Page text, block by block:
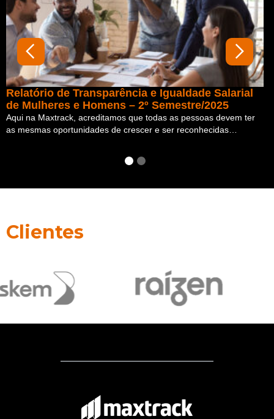
Relatório de Transparência e Igualdade Salarial
de Mulheres e Homens – 2º Semestre/2025
Aqui na Maxtrack, acreditamos que todas as pessoas devem ter
as mesmas oportunidades de crescer e ser reconhecidas…
Clientes